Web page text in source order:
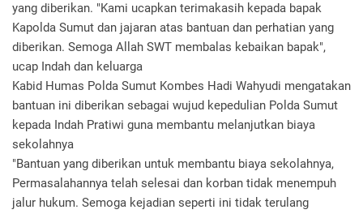
yang diberikan. "Kami ucapkan terimakasih kepada bapak
Kapolda Sumut dan jajaran atas bantuan dan perhatian yang
diberikan. Semoga Allah SWT membalas kebaikan bapak",
ucap Indah dan keluarga
Kabid Humas Polda Sumut Kombes Hadi Wahyudi mengatakan
bantuan ini diberikan sebagai wujud kepedulian Polda Sumut
kepada Indah Pratiwi guna membantu melanjutkan biaya
sekolahnya
"Bantuan yang diberikan untuk membantu biaya sekolahnya,
Permasalahannya telah selesai dan korban tidak menempuh
jalur hukum. Semoga kejadian seperti ini tidak terulang